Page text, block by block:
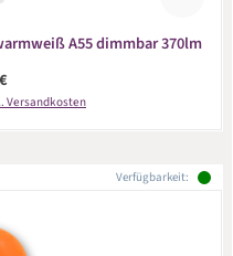
A55 dimmbar 370lm
Preis:
Versandkosten
Verfügbarkeit: